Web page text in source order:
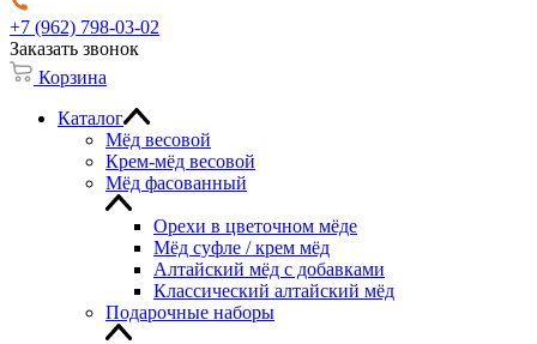
+7 (962) 798-03-02
Заказать звонок
Корзина
Каталог
Мёд весовой
Крем-мёд весовой
Мёд фасованный
Орехи в цветочном мёде
Мёд суфле / крем мёд
Алтайский мёд с добавками
Классический алтайский мёд
Подарочные наборы